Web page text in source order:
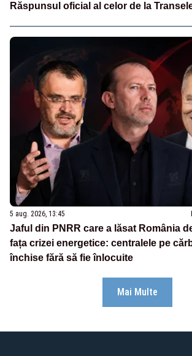
Răspunsul oficial al celor de la
5 aug. 2026, 13:45
Jaful din PNRR care a lăsat România
fața crizei energetice: centralele pe
închise fără să fie înlocuite
Mai Multe